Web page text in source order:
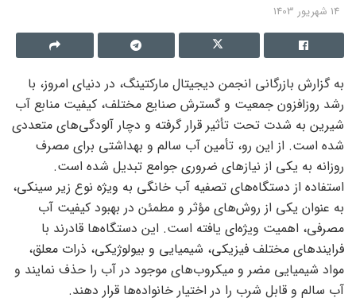
14 شهریور 1403
به گزارش بازرگانی انجمن دیجیتال مارکتینگ، در دنیای امروز، با
رشد روزافزون جمعیت و گسترش صنایع مختلف، کیفیت منابع آب
شیرین به شدت تحت تأثیر قرار گرفته و دچار آلودگی‌های متعددی
شده است. از این رو، تأمین آب سالم و بهداشتی برای مصرف
روزانه به یکی از نیازهای ضروری جوامع تبدیل شده است.
استفاده از دستگاه‌های تصفیه آب خانگی به ویژه نوع زیر سینکی،
به عنوان یکی از روش‌های مؤثر و مطمئن در بهبود کیفیت آب
مصرفی، اهمیت ویژه‌ای یافته است. این دستگاه‌ها قادرند با
فرایندهای مختلف فیزیکی، شیمیایی و بیولوژیکی، ذرات معلق،
مواد شیمیایی مضر و میکروب‌های موجود در آب را حذف نمایند و
آب سالم و قابل شرب را در اختیار خانواده‌ها قرار دهند.